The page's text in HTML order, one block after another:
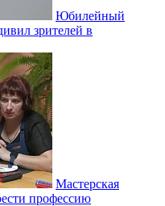
Юбилейный
зрителей в
Мастерская
профессию